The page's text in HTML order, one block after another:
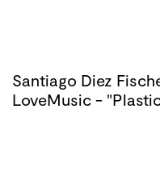
Santiago Diez
LoveMusic -